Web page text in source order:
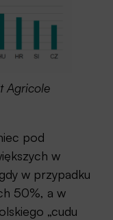
Agricole
pod
w
w przypadku
50%, a w
„cudu